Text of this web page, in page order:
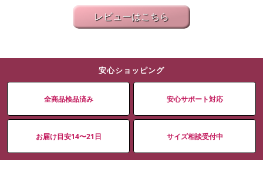
レビューはこちら
安心ショッピング
全商品検品済み 安心サポート対応
お届け目安14〜21日 サイズ相談受付中